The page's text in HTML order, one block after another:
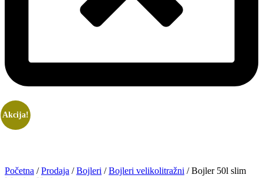
Akcija!
Početna /Prodaja /Bojleri /Bojleri velikolitražni / Bojler 50l slim